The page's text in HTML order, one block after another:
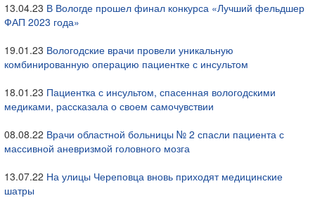
13.04.23 В Вологде прошел финал конкурса «Лучший фельдшер
ФАП 2023 года»
19.01.23 Вологодские врачи провели уникальную
комбинированную операцию пациентке с инсультом
18.01.23 Пациентка с инсультом, спасенная вологодскими
медиками, рассказала о своем самочувствии
08.08.22 Врачи областной больницы № 2 спасли пациента с
массивной аневризмой головного мозга
13.07.22 На улицы Череповца вновь приходят медицинские
шатры